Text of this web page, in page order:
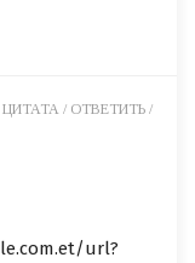
url?
ЦИТАТА / ОТВЕТИТЬ /